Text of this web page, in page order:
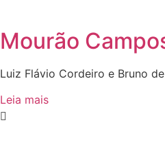
Mourão
Luiz Flávio Cordeiro e Bruno
Leia mais